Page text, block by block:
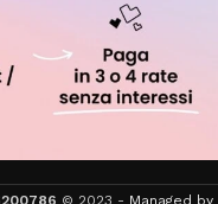
© 2023 - Managed by